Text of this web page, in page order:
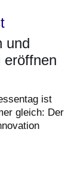
und
eröffnen
ist
gleich: Der